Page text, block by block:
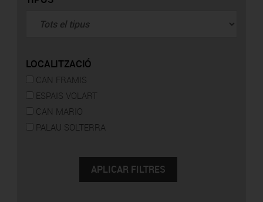
LOCALITZACIÓ
CAN FRAMIS
ESPAIS VOLART
CAN MARIO
PALAU SOLTERRA